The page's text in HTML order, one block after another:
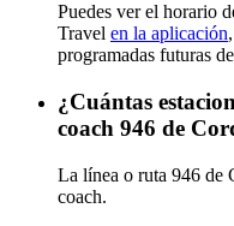
Puedes ver el horario
Travel en la aplicación
programadas futuras
¿Cuántas
coach 946 de
La línea o ruta 946 de
coach.